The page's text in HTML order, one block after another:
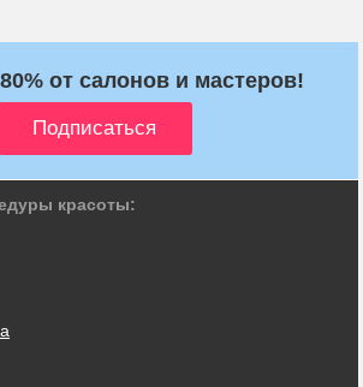
от салонов и мастеров!
красоты: